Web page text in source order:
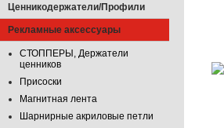
Ценникодержатели/Профили
Рекламные аксессуары
СТОППЕРЫ, Держатели
ценников
Присоски
Магнитная лента
Шарнирные акриловые петли